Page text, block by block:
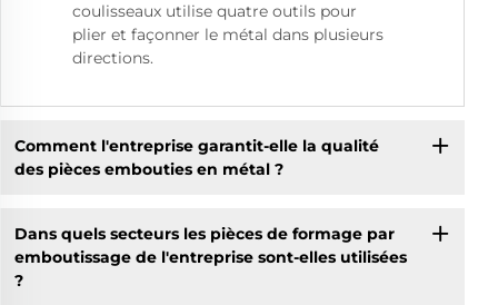
coulisseaux utilise quatre outils pour
plier et façonner le métal dans plusieurs
directions.
Comment l'entreprise garantit-elle la qualité
des pièces embouties en métal ?
Dans quels secteurs les pièces de formage par
emboutissage de l'entreprise sont-elles utilisées
?